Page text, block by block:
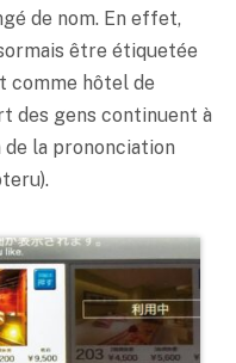
de nom. En effet,
être étiquetée
comme hôtel de
des gens continuent à
la prononciation